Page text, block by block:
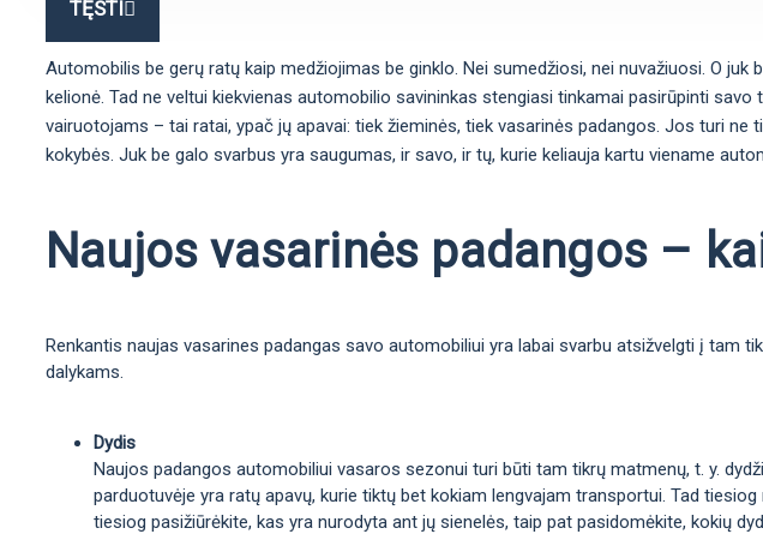
TĘSTI
Automobilis be gerų ratų kaip medžiojimas be ginklo. Nei sumedžiosi, nei nuvažiuosi. O
kelionė. Tad ne veltui kiekvienas automobilio savininkas stengiasi tinkamai pasirūpinti
vairuotojams – tai ratai, ypač jų apavai: tiek žieminės, tiek vasarinės padangos. Jos turi
kokybės. Juk be galo svarbus yra saugumas, ir savo, ir tų, kurie keliauja kartu viename
Naujos vasarinės padangos –
Renkantis naujas vasarines padangas savo automobiliui yra labai svarbu atsižvelgti į tam
dalykams.
Dydis
Naujos padangos automobiliui vasaros sezonui turi būti tam tikrų matmenų, t. y.
parduotuvėje yra ratų apavų, kurie tiktų bet kokiam lengvajam transportui. Tad
tiesiog pasižiūrėkite, kas yra nurodyta ant jų sienelės, taip pat pasidomėkite, kokių